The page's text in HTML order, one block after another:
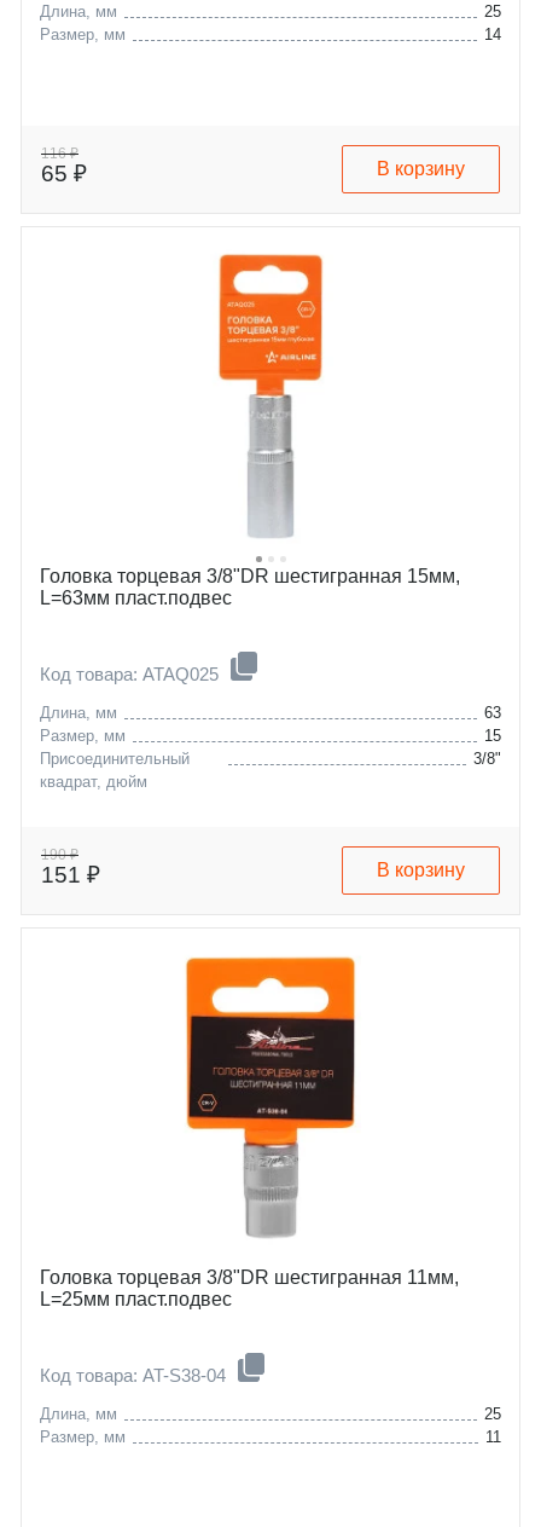
Длина, мм
25
Размер, мм
14
116 ₽
65 ₽ В корзину
Головка торцевая 3/8"DR шестигранная 15мм,
L=63мм пласт.подвес
Код товара: ATAQ025
Длина, мм
63
Размер, мм
15
Присоединительный
квадрат, дюйм
3/8"
190 ₽
151 ₽ В корзину
Головка торцевая 3/8"DR шестигранная 11мм,
L=25мм пласт.подвес
Код товара: AT-S38-04
Длина, мм
25
Размер, мм
11